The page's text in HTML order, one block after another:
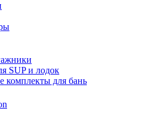
SUP и лодок
комплекты для бань